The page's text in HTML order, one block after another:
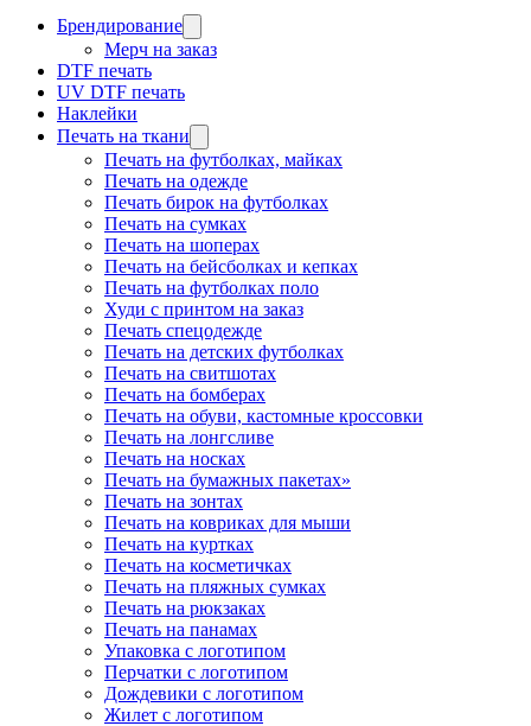
Брендирование
Мерч на заказ
DTF печать
UV DTF печать
Наклейки
Печать на ткани
Печать на футболках, майках
Печать на одежде
Печать бирок на футболках
Печать на сумках
Печать на шоперах
Печать на бейсболках и кепках
Печать на футболках поло
Худи с принтом на заказ
Печать спецодежде
Печать на детских футболках
Печать на свитшотах
Печать на бомберах
Печать на обуви, кастомные кроссовки
Печать на лонгсливе
Печать на носках
Печать на бумажных пакетах»
Печать на зонтах
Печать на ковриках для мыши
Печать на куртках
Печать на косметичках
Печать на пляжных сумках
Печать на рюкзаках
Печать на панамах
Упаковка с логотипом
Перчатки с логотипом
Дождевики с логотипом
Жилет с логотипом